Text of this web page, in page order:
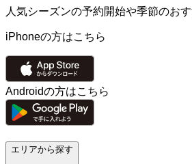
人気シーズンの予約開始や季節のお
iPhoneの方はこちら
Androidの方はこちら
エリアから探す